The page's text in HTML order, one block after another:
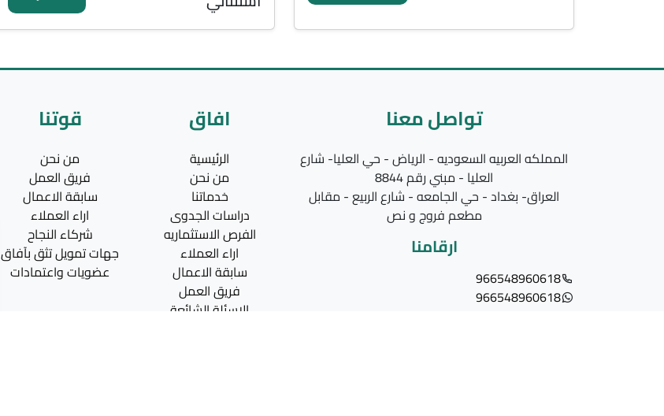
تواصل معنا
المملكه العربيه السعوديه - الرياض - حي العليا- شارع
العليا - مبني رقم 8844
العراق- بغداد - حي الجامعه - شارع الربيع - مقابل
مطعم فروج و نص
ارقامنا
966548960618
966548960618
افاق
الرئيسية
من نحن
خدماتنا
دراسات الجدوى
الفرص الاستثماريه
اراء العملاء
سابقة الاعمال
فريق العمل
الاسئلة الشائعة
قوتنا
من نحن
فريق العمل
سابقة الاعمال
اراء العملاء
شركاء النجاح
جهات تمويل تثق بآفاق
عضويات واعتمادات